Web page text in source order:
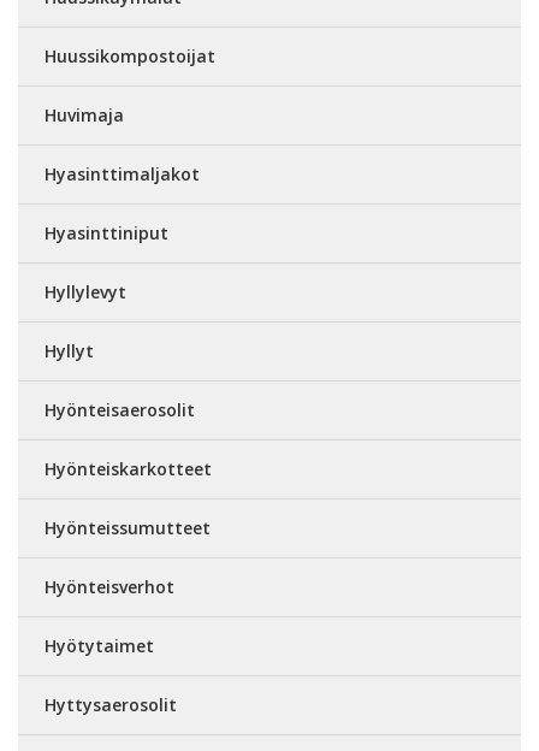
Huussikompostoijat
Huvimaja
Hyasinttimaljakot
Hyasinttiniput
Hyllylevyt
Hyllyt
Hyönteisaerosolit
Hyönteiskarkotteet
Hyönteissumutteet
Hyönteisverhot
Hyötytaimet
Hyttysaerosolit